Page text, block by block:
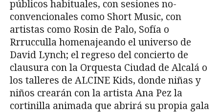
públicos habituales, con sesiones no-
convencionales como Short Music, con
artistas como Rosin de Palo, Sofía o
Rrrucculla homenajeando el universo de
David Lynch; el regreso del concierto de
clausura con la Orquesta Ciudad de Alcalá o
los talleres de ALCINE Kids, donde niñas y
niños crearán con la artista Ana Pez la
cortinilla animada que abrirá su propia gala